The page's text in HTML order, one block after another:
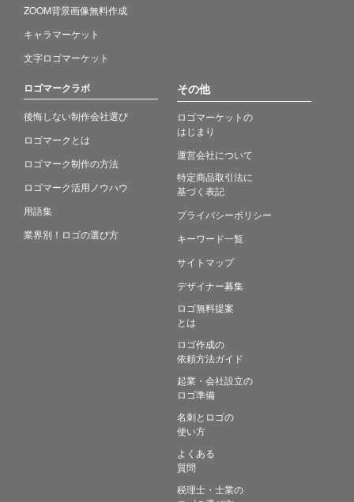
ZOOM背景画像無料作成
キャラマーケット
文字ロゴマーケット
ロゴマークラボ
後悔しない制作会社選び
ロゴマークとは
ロゴマーク制作の方法
ロゴマーク活用ノウハウ
用語集
業界別！ロゴの選び方
その他
ロゴマーケットの
はじまり
運営会社について
特定商品取引法に
基づく表記
プライバシーポリシー
キーワード一覧
サイトマップ
デザイナー募集
ロゴ無料提案
とは
ロゴ作成の
依頼方法ガイド
起業・会社設立の
ロゴ準備
名刺とロゴの
使い方
よくある
質問
税理士・士業の